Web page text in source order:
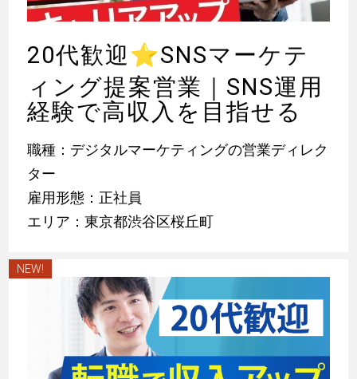
20代歓迎 ⭐SNSマーケテ
ィング提案営業｜SNS運用
経験で高収入を目指せる
職種：デジタルマーケティングの営業ディレク
ター
雇用形態：正社員
エリア：東京都渋谷区桜丘町
NEW!